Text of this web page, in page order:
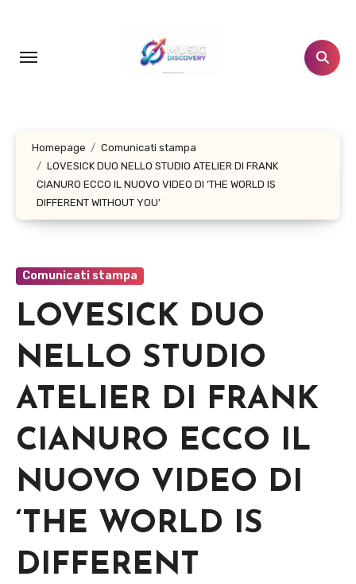
contenuto
Homepage
Comunicati stampa
LOVESICK DUO NELLO STUDIO ATELIER DI FRANK
CIANURO ECCO IL NUOVO VIDEO DI ‘THE WORLD IS
DIFFERENT WITHOUT YOU’
Comunicati stampa
LOVESICK DUO
NELLO STUDIO
ATELIER DI FRANK
CIANURO ECCO IL
NUOVO VIDEO DI
‘THE WORLD IS
DIFFERENT